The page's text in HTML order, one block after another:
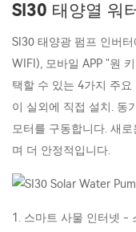
SI30 태양열 워
SI30 태양광 펌프 인버
WIFI), 모바일 APP "원
택할 수 있는 4가지 주요
이 실외에 직접 설치. 동
모터를 구동합니다. 새
며 더 안정적입니다.
1. 스마트 사물 인터넷 -